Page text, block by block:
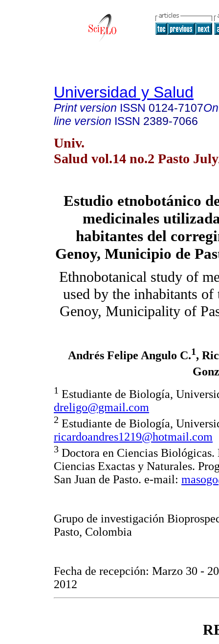
Universidad y Salud
Print version ISSN 0124-7107
line version ISSN 2389-7066
Univ.
Salud vol.14 no.2 Pasto
Estudio etnobotánico
medicinales
habitantes del
Genoy, Municipio de
Ethnobotanical study of
used by the inhabitants
Genoy, Municipality of
Andrés Felipe Angulo C.1,
1 Estudiante de Biología,
dreligo@gmail.com
2 Estudiante de Biología,
ricardoandres1219@hotmail.com
3 Doctora en Ciencias
Ciencias Exactas y Naturales.
San Juan de Pasto. e-mail:
Grupo de investigación
Pasto, Colombia
Fecha de recepción: Marzo 30 -
2012